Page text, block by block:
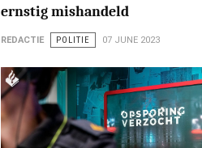
ernstig mishandeld
REDACTIE POLITIE 07 JUNE 2023